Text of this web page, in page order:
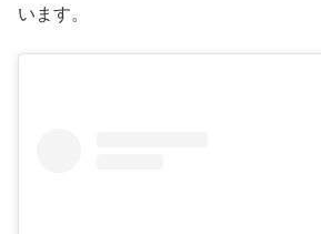
います。